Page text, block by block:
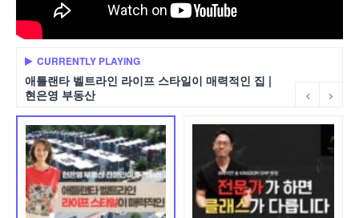
CURRENTLY PLAYING
애틀랜타 벨트라인 라이프 스타일이 매력적인 집 |
현은영 부동산